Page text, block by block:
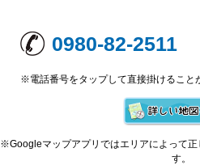
0980-82-2511
※電話番号をタップして直接掛けること
※Googleマップアプリではエリアによって正
す。